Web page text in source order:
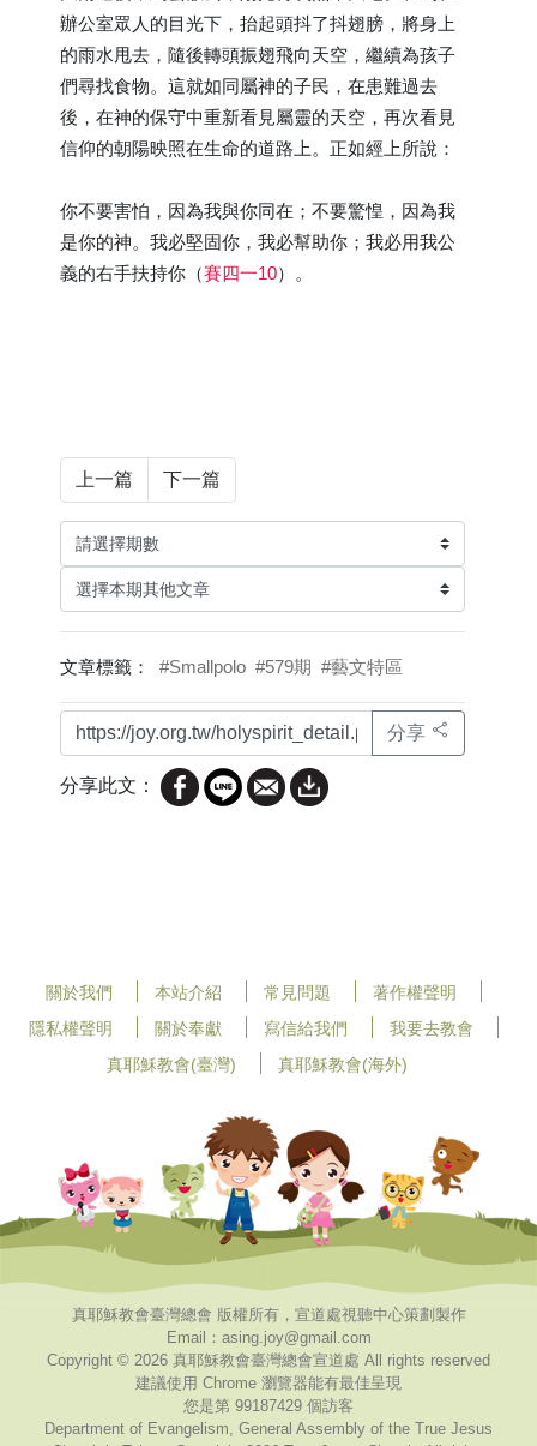
辦公室眾人的目光下，抬起頭抖了抖翅膀，將身上
的雨水甩去，隨後轉頭振翅飛向天空，繼續為孩子
們尋找食物。這就如同屬神的子民，在患難過去
後，在神的保守中重新看見屬靈的天空，再次看見
信仰的朝陽映照在生命的道路上。正如經上所說：
你不要害怕，因為我與你同在；不要驚惶，因為我
是你的神。我必堅固你，我必幫助你；我必用我公
義的右手扶持你（賽四一10）。
上一篇 下一篇
文章標籤： #Smallpolo #579期 #藝文特區
分享
分享此文：
關於我們 本站介紹 常見問題
著作權聲明
隱私權聲明
關於奉獻 寫信給我們
我要去教會
真耶穌教會(臺灣)
真耶穌教會(海外)
真耶穌教會臺灣總會 版權所有，宣道處視聽中心策劃製作
Email：asing.joy@gmail.com
Copyright © 2026 真耶穌教會臺灣總會宣道處 All rights reserved
建議使用 Chrome 瀏覽器能有最佳呈現
您是第 99187429 個訪客
Department of Evangelism, General Assembly of the True Jesus